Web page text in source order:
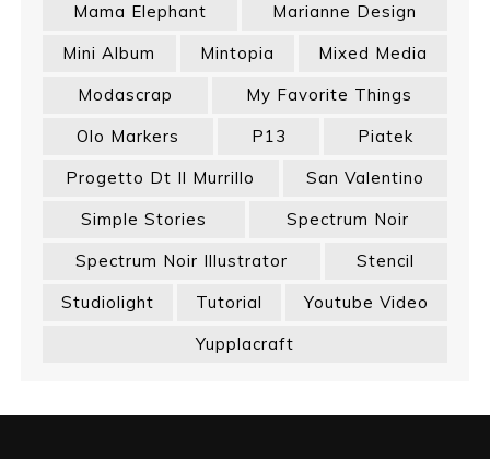
Mama Elephant
Marianne Design
Mini Album
Mintopia
Mixed Media
Modascrap
My Favorite Things
Olo Markers
P13
Piatek
Progetto Dt Il Murrillo
San Valentino
Simple Stories
Spectrum Noir
Spectrum Noir Illustrator
Stencil
Studiolight
Tutorial
Youtube Video
Yupplacraft